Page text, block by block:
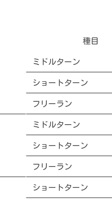
種目
ミドルターン
ショートターン
フリーラン
ミドルターン
ショートターン
フリーラン
ショートターン